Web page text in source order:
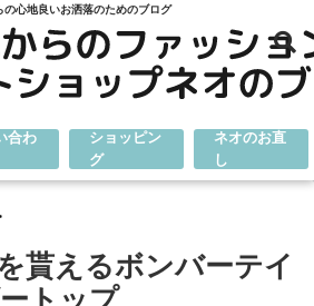
の心地良いお洒落のためのブログ
合わ
ショッピン
グ
ネオのお直
し
貰えるボンバーテイ
トップ